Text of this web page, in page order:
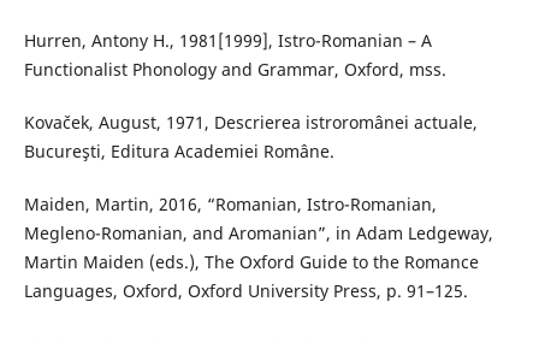
Hurren, Antony H., 1981[1999], Istro-Romanian – A
Functionalist Phonology and Grammar, Oxford, mss.
Kovaček, August, 1971, Descrierea istroromânei actuale,
Bucureşti, Editura Academiei Române.
Maiden, Martin, 2016, “Romanian, Istro-Romanian,
Megleno-Romanian, and Aromanian”, in Adam Ledgeway,
Martin Maiden (eds.), The Oxford Guide to the Romance
Languages, Oxford, Oxford University Press, p. 91–125.